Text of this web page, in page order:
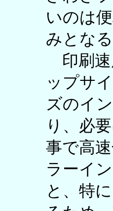
いのは
みとなる
印刷速
ップサ
ズのイ
り、必
事で高
ラーイ
と、特